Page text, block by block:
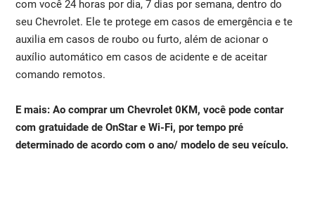
com você 24 horas por dia, 7 dias por semana, dentro do
seu Chevrolet. Ele te protege em casos de emergência e te
auxilia em casos de roubo ou furto, além de acionar o
auxílio automático em casos de acidente e de aceitar
comando remotos.
E mais: Ao comprar um Chevrolet 0KM, você pode contar
com gratuidade de OnStar e Wi-Fi, por tempo pré
determinado de acordo com o ano/ modelo de seu veículo.